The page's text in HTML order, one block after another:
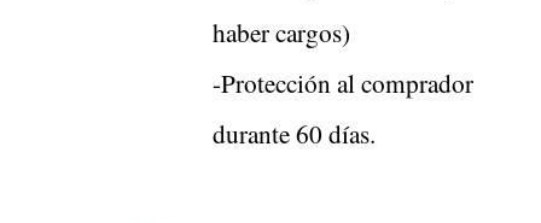
haber cargos)
-Protección al comprador
durante 60 días.